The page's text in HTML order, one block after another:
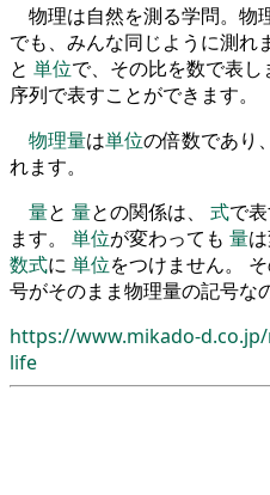
物理は自然を測る学問。物
でも、みんな同じように測れ
と 単位で、その比を数で表
序列で表すことができます。
物理量は単位の倍数であり
れます。
量と 量との関係は、 式で
ます。 単位が変わっても 量
数式に 単位をつけません。
号がそのまま物理量の記号な
https://www.mikado-
life